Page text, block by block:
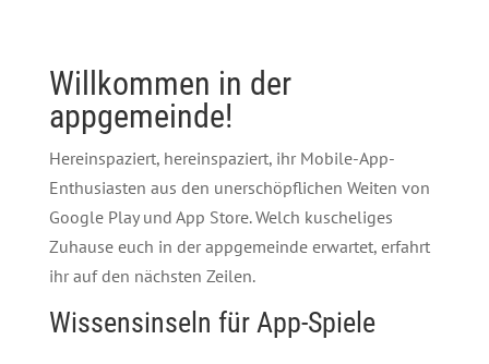
Willkommen in der
appgemeinde!
Hereinspaziert, hereinspaziert, ihr Mobile-App-
Enthusiasten aus den unerschöpflichen Weiten von
Google Play und App Store. Welch kuscheliges
Zuhause euch in der appgemeinde erwartet, erfahrt
ihr auf den nächsten Zeilen.
Wissensinseln für App-Spiele